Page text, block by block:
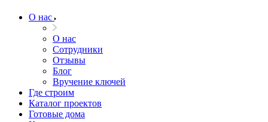
О нас
О нас
Сотрудники
Отзывы
Блог
Вручение ключей
Где строим
Каталог проектов
Готовые дома